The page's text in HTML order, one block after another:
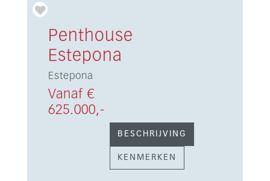
Penthouse
Estepona
Estepona
Vanaf €
625.000,-
BESCHRIJVING
KENMERKEN